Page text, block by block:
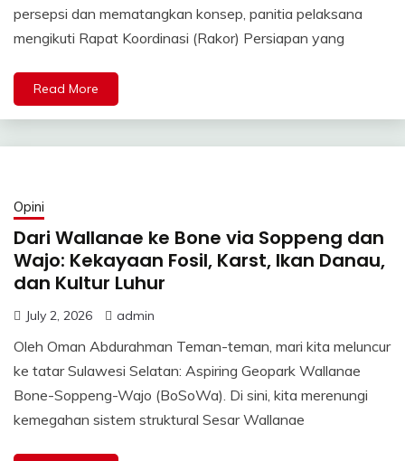
persepsi dan mematangkan konsep, panitia pelaksana
mengikuti Rapat Koordinasi (Rakor) Persiapan yang
Read More
Opini
Dari Wallanae ke Bone via Soppeng dan
Wajo: Kekayaan Fosil, Karst, Ikan Danau,
dan Kultur Luhur
July 2, 2026 admin
Oleh Oman Abdurahman Teman-teman, mari kita meluncur
ke tatar Sulawesi Selatan: Aspiring Geopark Wallanae
Bone-Soppeng-Wajo (BoSoWa). Di sini, kita merenungi
kemegahan sistem struktural Sesar Wallanae